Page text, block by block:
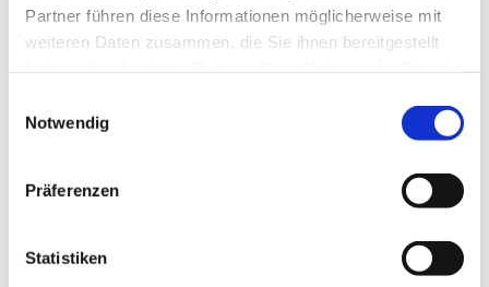
Partner führen diese Informationen möglicherweise mit
weiteren Daten zusammen, die Sie ihnen bereitgestellt
Notwendig
Präferenzen
Statistiken